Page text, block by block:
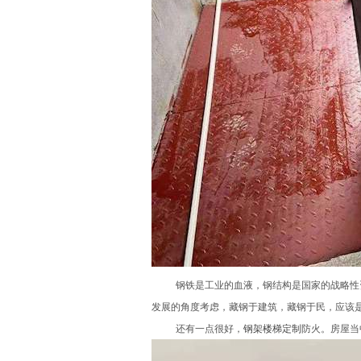
钢铁是工业的血液，钢结构是国家的战略
发展的角度考虑，藏钢于建筑，藏钢于民，应
还有一点很好， 钢架楼梯定制 防火。房屋